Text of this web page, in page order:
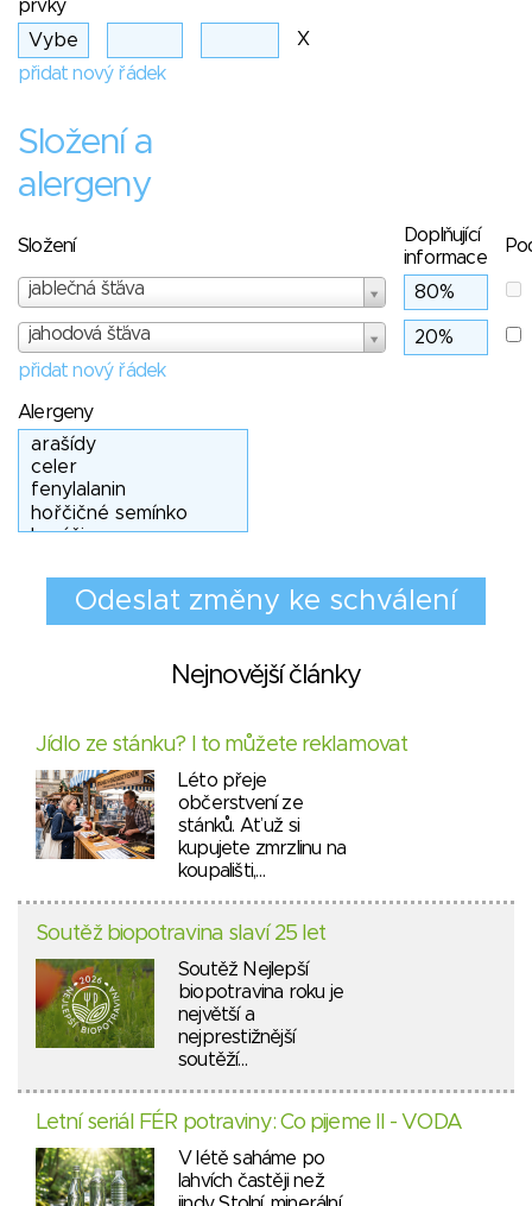
prvky
X
přidat nový řádek
Složení a
alergeny
Složení
Doplňující
informace
jablečná šťáva
jahodová šťáva
přidat nový řádek
Alergeny
Nejnovější články
Jídlo ze stánku? I to můžete reklamovat
Léto přeje
občerstvení ze
stánků. Ať už si
kupujete zmrzlinu na
koupališti,…
Soutěž biopotravina slaví 25 let
Soutěž Nejlepší
biopotravina roku je
největší a
nejprestižnější
soutěží…
Letní seriál FÉR potraviny: Co pijeme II - VODA
V létě saháme po
lahvích častěji než